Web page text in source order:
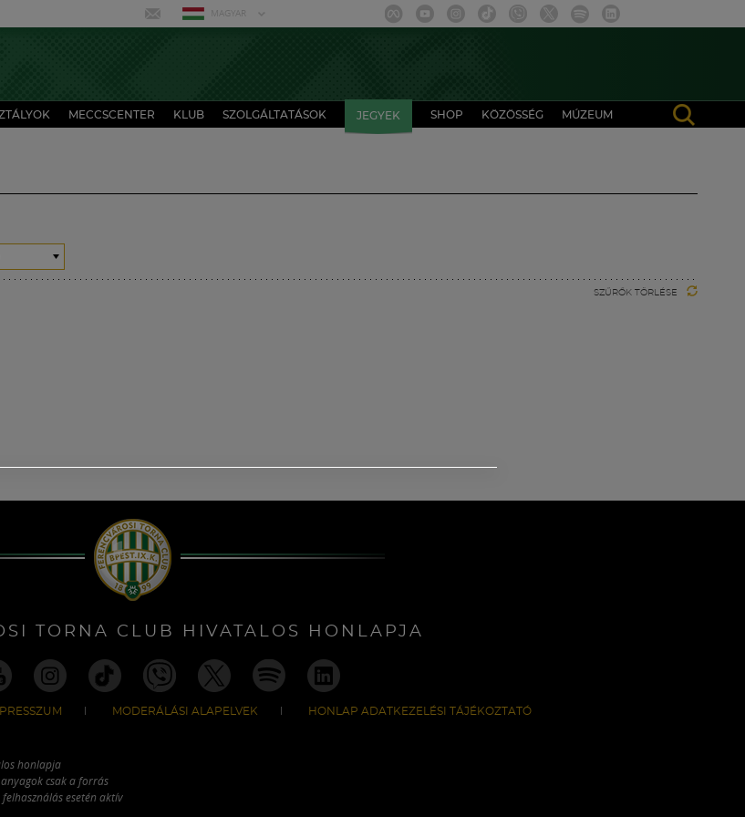
MAGYAR
MECCSCENTER KLUB SZOLGÁLTATÁSOK JEGYEK SHOP KÖZÖSSÉG MÚZEUM
SZŰRŐK TÖRLÉSE
TORNA CLUB HIVATALOS HONLAPJA
MODERÁLÁSI ALAPELVEK HONLAP ADATKEZELÉSI TÁJÉKOZTATÓ
honlapja
csak a forrás
esetén aktív